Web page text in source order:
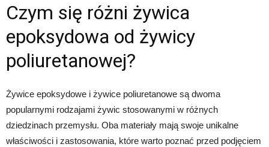
Czym się różni żywica
epoksydowa od żywicy
poliuretanowej?
Żywice epoksydowe i żywice poliuretanowe są dwoma
popularnymi rodzajami żywic stosowanymi w różnych
dziedzinach przemysłu. Oba materiały mają swoje unikalne
właściwości i zastosowania, które warto poznać przed podjęciem